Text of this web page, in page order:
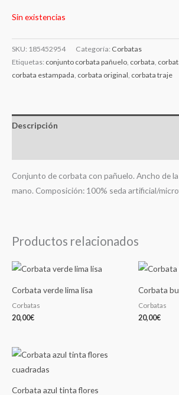
Sin existencias
SKU: 185452954 Categoría: Corbatas
Etiquetas: conjunto corbata pañuelo corbata
corbata estampada corbata original corbata traje
Descripción
Conjunto de corbata con pañuelo. Ancho de la
mano. Composición: 100% seda artificial/
Productos relacionados
Corbata verde lima lisa
Corbatas
20,00€
Corbata
Corbatas
20,00€
Corbata azul tinta flores